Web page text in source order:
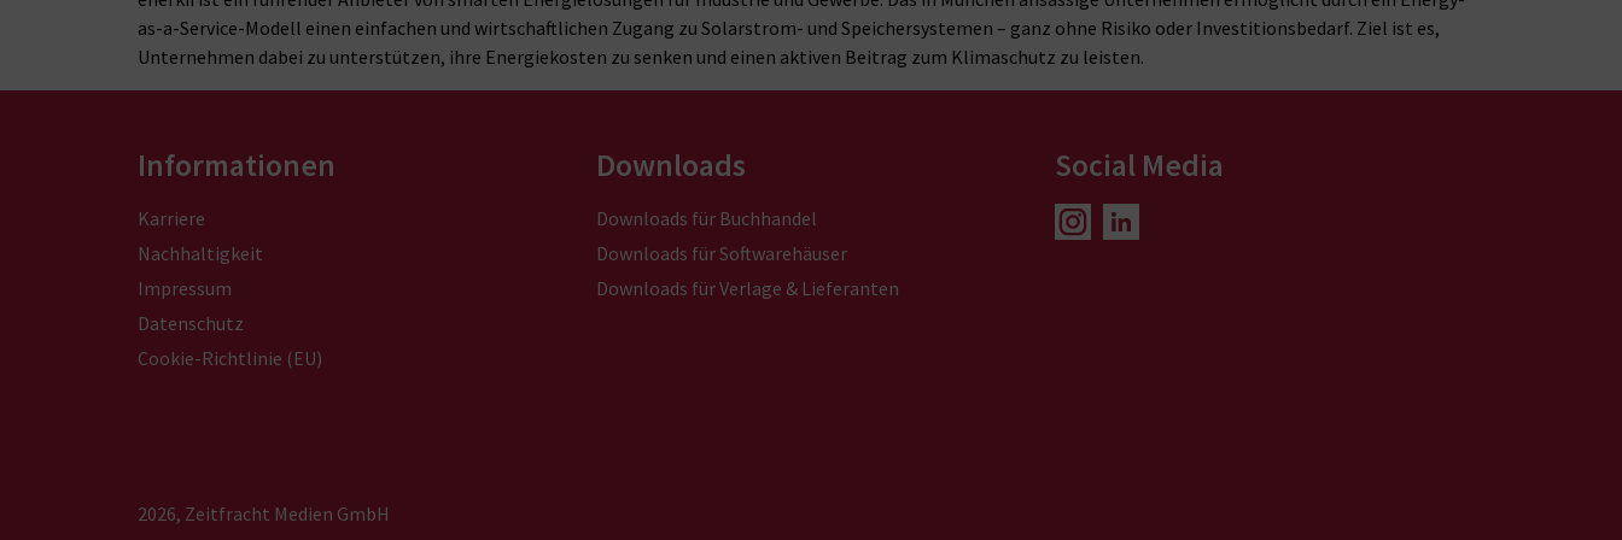
as-a-Service-Modell einen einfachen und wirtschaftlichen Zugang zu Solarstrom- und Speichersystemen – ganz ohne Risiko oder Investitionsbedarf. Ziel ist es,
Unternehmen dabei zu unterstützen, ihre Energiekosten zu senken und einen aktiven Beitrag zum Klimaschutz zu leisten.​
Informationen
Karriere
Nachhaltigkeit
Impressum
Datenschutz
Cookie-Richtlinie (EU)
Downloads
Downloads für Buchhandel
Downloads für Softwarehäuser
Downloads für Verlage & Lieferanten
Social Media
2026, Zeitfracht Medien GmbH